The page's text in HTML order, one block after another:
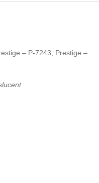
‎– P-7243, Prestige ‎–